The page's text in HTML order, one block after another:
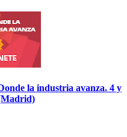
la industria avanza. 4 y